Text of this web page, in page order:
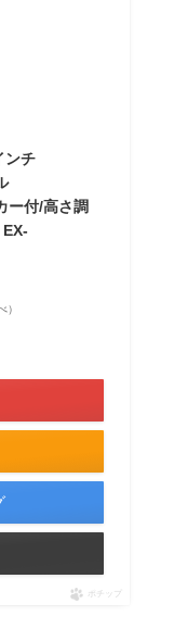
ンチ
ー付/高さ調
）
ポチップ